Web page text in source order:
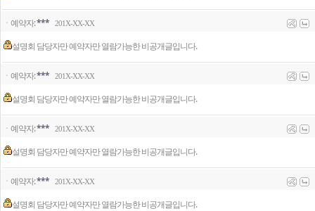
ㆍ예약자:*** 201X-XX-XX
설명회 담당자만 예약자만 열람가능한 비공개글입니다.
ㆍ예약자:*** 201X-XX-XX
설명회 담당자만 예약자만 열람가능한 비공개글입니다.
ㆍ예약자:*** 201X-XX-XX
설명회 담당자만 예약자만 열람가능한 비공개글입니다.
ㆍ예약자:*** 201X-XX-XX
설명회 담당자만 예약자만 열람가능한 비공개글입니다.